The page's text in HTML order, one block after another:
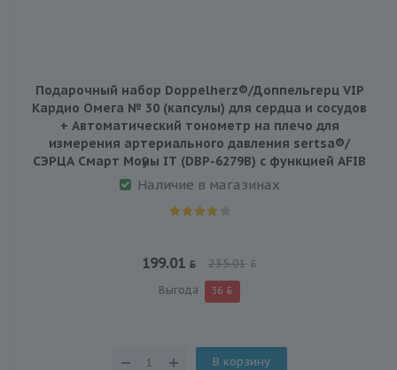
Подарочный набор Doppelherz®/Доппельгерц VIP
Кардио Омега № 30 (капсулы) для сердца и сосудов
+ Автоматический тонометр на плечо для
измерения артериального давления sertsa®/
СЭРЦА Смарт Мoӯны IT (DBP-6279B) с функцией AFIB
Наличие в магазинах
199.01 235.01
Выгода 36
В корзину